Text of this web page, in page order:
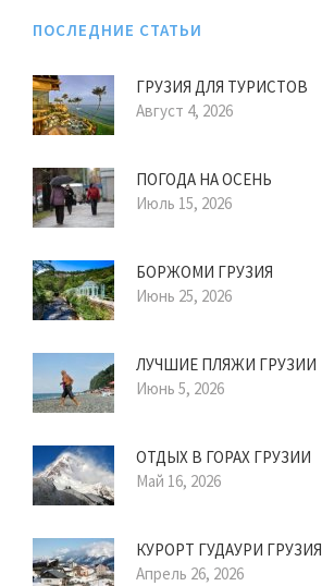
ПОСЛЕДНИЕ СТАТЬИ
ГРУЗИЯ ДЛЯ ТУРИСТОВ
Август 4, 2026
ПОГОДА НА ОСЕНЬ
Июль 15, 2026
БОРЖОМИ ГРУЗИЯ
Июнь 25, 2026
ЛУЧШИЕ ПЛЯЖИ ГРУЗИИ
Июнь 5, 2026
ОТДЫХ В ГОРАХ ГРУЗИИ
Май 16, 2026
КУРОРТ ГУДАУРИ ГРУЗИЯ
Апрель 26, 2026